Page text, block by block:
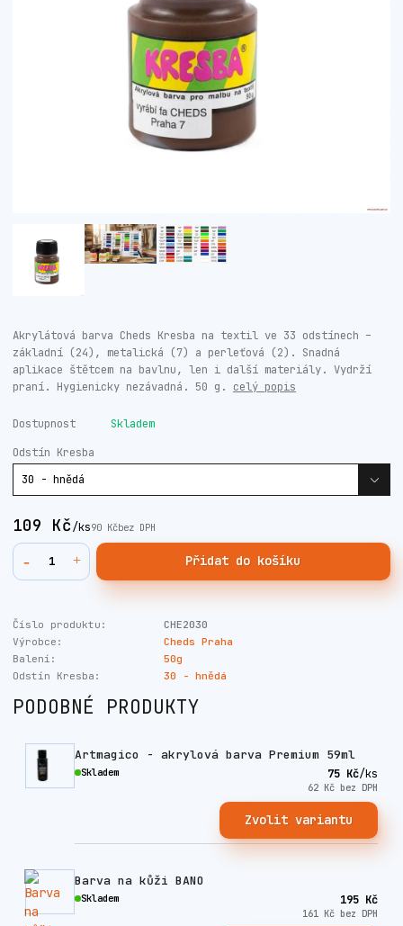
Akrylátová barva Cheds Kresba na textil ve 33 odstínech –
základní (24), metalická (7) a perleťová (2). Snadná
aplikace štětcem na bavlnu, len i další materiály. Vydrží
praní. Hygienicky nezávadná. 50 g. celý popis
Dostupnost Skladem
Odstín Kresba
109 Kč/ks90 Kčbez DPH
Přidat do košíku
Číslo produktu:
CHE2030
Výrobce:
Cheds Praha
Balení:
50g
Odstín Kresba:
30 - hnědá
PODOBNÉ PRODUKTY
Artmagico - akrylová barva Premium 59ml
75 Kč/ks
62 Kč bez DPH
Skladem
Zvolit variantu
Barva na kůži BANO
195 Kč
161 Kč bez DPH
Skladem